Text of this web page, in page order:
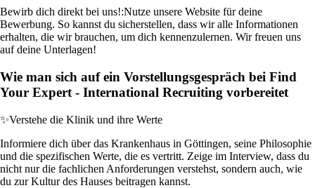
Bewirb dich direkt bei uns!:Nutze unsere Website für deine
Bewerbung. So kannst du sicherstellen, dass wir alle Informationen
erhalten, die wir brauchen, um dich kennenzulernen. Wir freuen uns
auf deine Unterlagen!
Wie man sich auf ein Vorstellungsgespräch bei Find
Your Expert - International Recruiting vorbereitet
✨Verstehe die Klinik und ihre Werte
Informiere dich über das Krankenhaus in Göttingen, seine Philosophie
und die spezifischen Werte, die es vertritt. Zeige im Interview, dass du
nicht nur die fachlichen Anforderungen verstehst, sondern auch, wie
du zur Kultur des Hauses beitragen kannst.